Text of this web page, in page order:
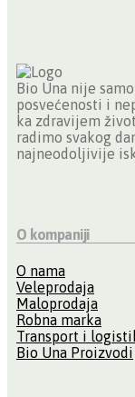
Bio Una nije
posvećenosti i
ka zdravijem
radimo svakog
najneodoljivije
O kompaniji
O nama
Veleprodaja
Maloprodaja
Robna marka
Transport i
Bio Una Proizvodi